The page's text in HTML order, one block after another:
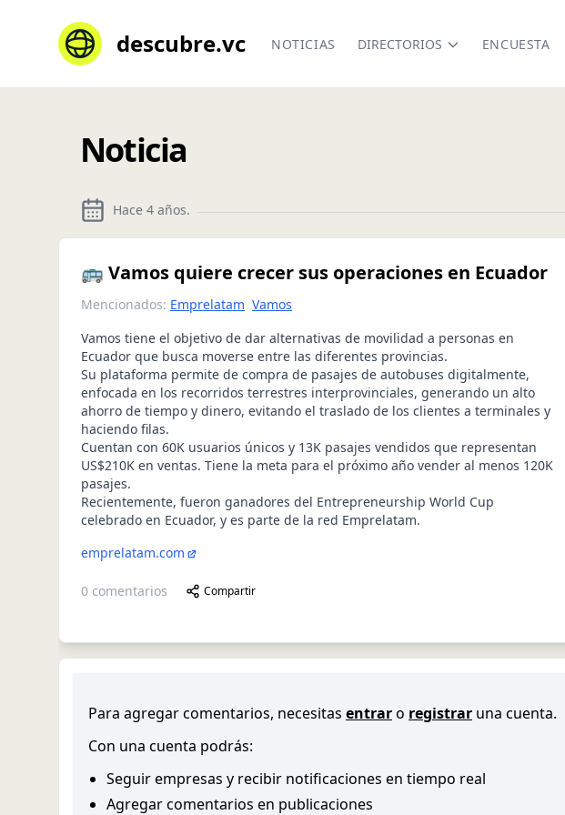
descubre.vc NOTICIAS DIRECTORIOS ENCUESTA
Noticia
Hace 4 años.
🚌 Vamos quiere crecer sus operaciones en Ecuador
Mencionados: Emprelatam Vamos
Vamos tiene el objetivo de dar alternativas de movilidad a personas en
Ecuador que busca moverse entre las diferentes provincias.
Su plataforma permite de compra de pasajes de autobuses digitalmente,
enfocada en los recorridos terrestres interprovinciales, generando un alto
ahorro de tiempo y dinero, evitando el traslado de los clientes a terminales y
haciendo filas.
Cuentan con 60K usuarios únicos y 13K pasajes vendidos que representan
US$210K en ventas. Tiene la meta para el próximo año vender al menos 120K
pasajes.
Recientemente, fueron ganadores del Entrepreneurship World Cup
celebrado en Ecuador, y es parte de la red Emprelatam.
emprelatam.com
0 comentarios Compartir
Para agregar comentarios, necesitas entraro registrar una cuenta.
Con una cuenta podrás:
Seguir empresas y recibir notificaciones en tiempo real
Agregar comentarios en publicaciones